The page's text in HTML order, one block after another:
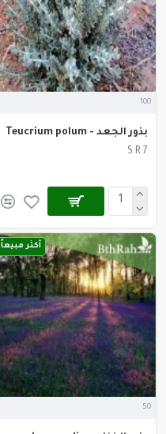
100
بذور الجعد - Teucrium polum
S.R 7
أكثر مبيعاً
50